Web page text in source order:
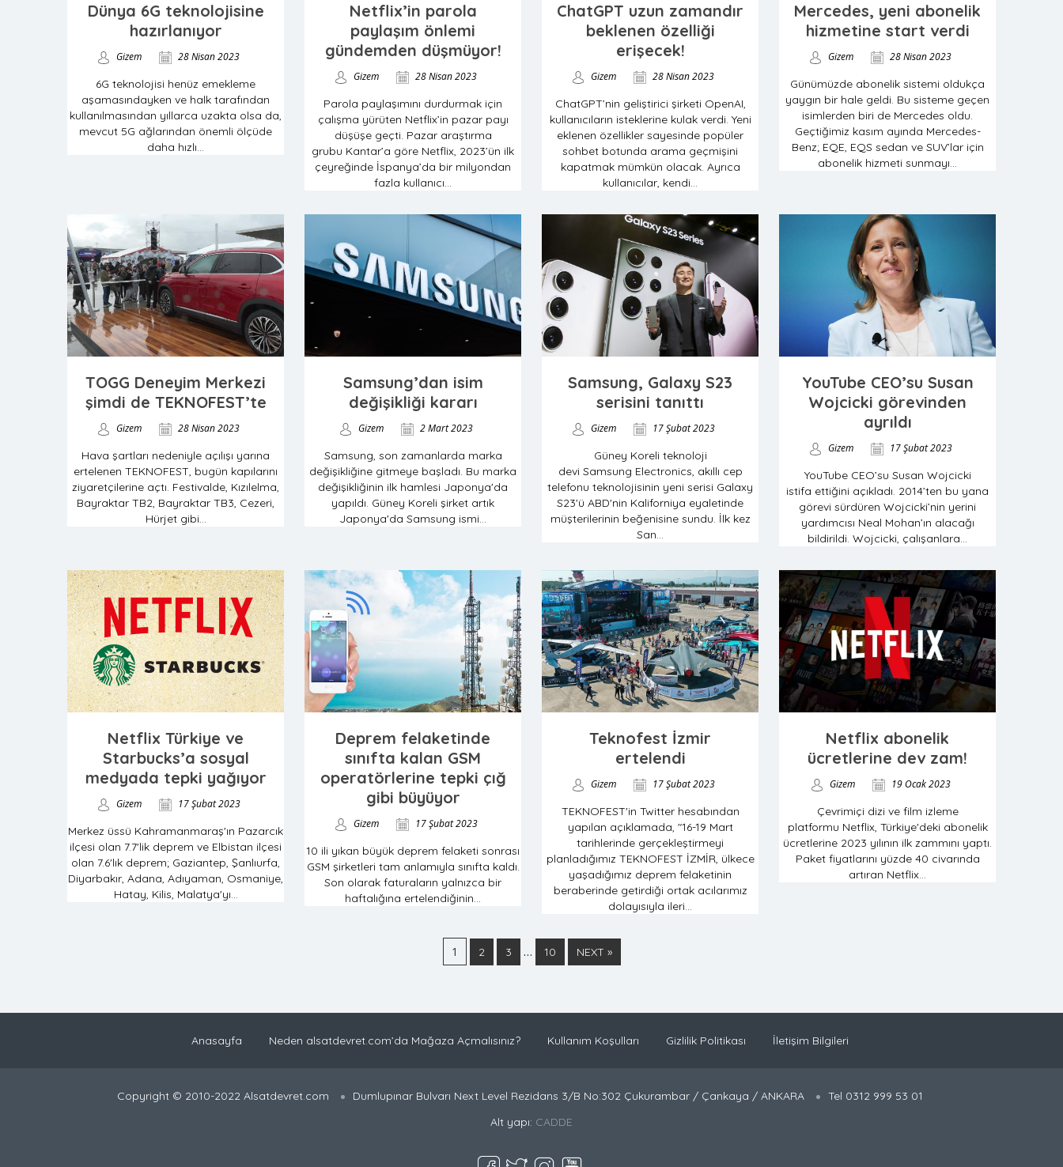
Dünya 6G teknolojisine
hazırlanıyor
Gizem 28 Nisan 2023
6G teknolojisi henüz emekleme
aşamasındayken ve halk tarafından
kullanılmasından yıllarca uzakta olsa da,
mevcut 5G ağlarından önemli ölçüde
daha hızlı...
Netflix’in parola
paylaşım önlemi
gündemden düşmüyor!
Gizem 28 Nisan 2023
Parola paylaşımını durdurmak için
çalışma yürüten Netflix’in pazar payı
düşüşe geçti. Pazar araştırma
grubu Kantar’a göre Netflix, 2023’ün ilk
çeyreğinde İspanya’da bir milyondan
fazla kullanıcı...
ChatGPT uzun zamandır
beklenen özelliği
erişecek!
Gizem 28 Nisan 2023
ChatGPT’nin geliştirici şirketi OpenAI,
kullanıcıların isteklerine kulak verdi. Yeni
eklenen özellikler sayesinde popüler
sohbet botunda arama geçmişini
kapatmak mümkün olacak. Ayrıca
kullanıcılar, kendi...
Mercedes, yeni abonelik
hizmetine start verdi
Gizem 28 Nisan 2023
Günümüzde abonelik sistemi oldukça
yaygın bir hale geldi. Bu sisteme geçen
isimlerden biri de Mercedes oldu.
Geçtiğimiz kasım ayında Mercedes-
Benz; EQE, EQS sedan ve SUV’lar için
abonelik hizmeti sunmayı...
TOGG Deneyim Merkezi
şimdi de TEKNOFEST’te
Gizem 28 Nisan 2023
Hava şartları nedeniyle açılışı yarına
ertelenen TEKNOFEST, bugün kapılarını
ziyaretçilerine açtı. Festivalde, Kızılelma,
Bayraktar TB2, Bayraktar TB3, Cezeri,
Hürjet gibi...
Samsung’dan isim
değişikliği kararı
Gizem 2 Mart 2023
Samsung, son zamanlarda marka
değişikliğine gitmeye başladı. Bu marka
değişikliğinin ilk hamlesi Japonya'da
yapıldı. Güney Koreli şirket artık
Japonya'da Samsung ismi...
Samsung, Galaxy S23
serisini tanıttı
Gizem 17 Şubat 2023
Güney Koreli teknoloji
devi Samsung Electronics, akıllı cep
telefonu teknolojisinin yeni serisi Galaxy
S23'ü ABD'nin Kaliforniya eyaletinde
müşterilerinin beğenisine sundu. İlk kez
San...
YouTube CEO’su Susan
Wojcicki görevinden
ayrıldı
Gizem 17 Şubat 2023
YouTube CEO’su Susan Wojcicki
istifa ettiğini açıkladı. 2014’ten bu yana
görevi sürdüren Wojcicki’nin yerini
yardımcısı Neal Mohan’ın alacağı
bildirildi. Wojcicki, çalışanlara...
Netflix Türkiye ve
Starbucks’a sosyal
medyada tepki yağıyor
Gizem 17 Şubat 2023
Merkez üssü Kahramanmaraş'ın Pazarcık
ilçesi olan 7.7'lik deprem ve Elbistan ilçesi
olan 7.6'lık deprem; Gaziantep, Şanlıurfa,
Diyarbakır, Adana, Adıyaman, Osmaniye,
Hatay, Kilis, Malatya'yı...
Deprem felaketinde
sınıfta kalan GSM
operatörlerine tepki çığ
gibi büyüyor
Gizem 17 Şubat 2023
10 ili yıkan büyük deprem felaketi sonrası
GSM şirketleri tam anlamıyla sınıfta kaldı.
Son olarak faturaların yalnızca bir
haftalığına ertelendiğinin...
Teknofest İzmir
ertelendi
Gizem 17 Şubat 2023
TEKNOFEST'in Twitter hesabından
yapılan açıklamada, "16-19 Mart
tarihlerinde gerçekleştirmeyi
planladığımız TEKNOFEST İZMİR, ülkece
yaşadığımız deprem felaketinin
beraberinde getirdiği ortak acılarımız
dolayısıyla ileri...
Netflix abonelik
ücretlerine dev zam!
Gizem 19 Ocak 2023
Çevrimiçi dizi ve film izleme
platformu Netflix, Türkiye'deki abonelik
ücretlerine 2023 yılının ilk zammını yaptı.
Paket fiyatlarını yüzde 40 civarında
artıran Netflix...
1 2 3 … 10 NEXT »
Anasayfa Neden alsatdevret.com’da Mağaza Açmalısınız? Kullanım Koşulları Gizlilik Politikası İletişim Bilgileri
Copyright © 2010-2022 Alsatdevret.com Dumlupınar Bulvarı Next Level Rezidans 3/B No:302 Çukurambar / Çankaya / ANKARA
Tel 0312 999 53 01
Alt yapı: CADDE